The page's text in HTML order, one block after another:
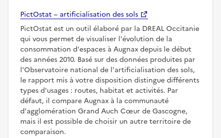
PictOstat – artificialisation des sols
PictOstat est un outil élaboré par la DREAL Occitanie
qui vous permet de visualiser l'évolution de la
consommation d'espaces à Augnax depuis le début
des années 2010. Basé sur des données produites par
l'Observatoire national de l'artificialisation des sols,
le rapport mis à votre disposition distingue différents
types d'usages : routes, habitat et activités. Par
défaut, il compare Augnax à la communauté
d'agglomération Grand Auch Cœur de Gascogne,
mais il est possible de choisir un autre territoire de
comparaison.